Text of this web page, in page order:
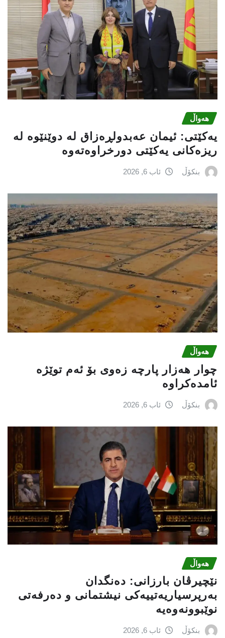
هەواڵ
یه‌كێتی: ئیمان عه‌بدولڕه‌زاق له‌ دوێنێوه‌ له‌
ریزه‌كانی یه‌كێتی دورخراوه‌ته‌وه‌
بنکۆڵ ئاب 6, 2026
هەواڵ
چوار هەزار پارچە زەوی بۆ ئەم توێژە
ئامدەکراوە
بنکۆڵ ئاب 6, 2026
هەواڵ
نێچيرڤان بارزانى: دەنگدان
بەرپرسیاريه‌تییەکی نیشتمانى و دەرفەتی
نوێبوونەوەیە
بنکۆڵ ئاب 6, 2026